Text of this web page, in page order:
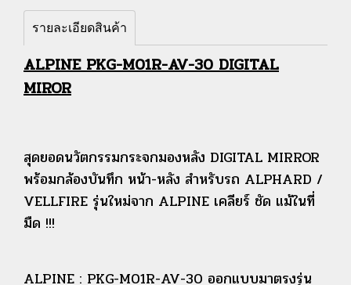
รายละเอียดสินค้า
ALPINE PKG-M01R-AV-30 DIGITAL
MIROR
สุดยอดนวัตกรรมกระจกมองหลัง DIGITAL MIRROR
พร้อมกล้องบันทึก หน้า-หลัง สำหรับรถ ALPHARD /
VELLFIRE รุ่นใหม่จาก ALPINE เคลียร์ ชัด แม้ในที่
มืด !!!
ALPINE : PKG-M01R-AV-30 ออกแบบมาตรงรุ่น